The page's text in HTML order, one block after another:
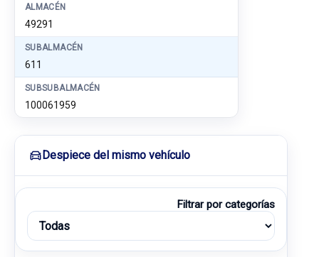
ALMACÉN
49291
SUBALMACÉN
611
SUBSUBALMACÉN
100061959
Despiece del mismo vehículo
Filtrar por categorías